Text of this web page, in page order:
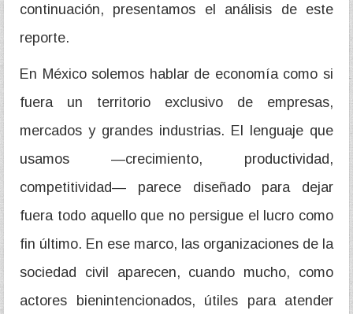
continuación, presentamos el análisis de este
reporte.
En México solemos hablar de economía como si
fuera un territorio exclusivo de empresas,
mercados y grandes industrias. El lenguaje que
usamos —crecimiento, productividad,
competitividad— parece diseñado para dejar
fuera todo aquello que no persigue el lucro como
fin último. En ese marco, las organizaciones de la
sociedad civil aparecen, cuando mucho, como
actores bienintencionados, útiles para atender